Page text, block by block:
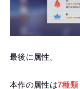
最後に属性。
本作の属性は7種類